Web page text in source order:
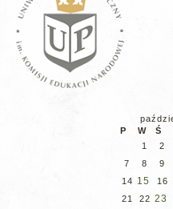
P
W Ś
1
2
7 8 9
14 15 16
21
22 23